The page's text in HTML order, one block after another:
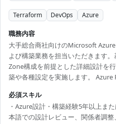
Terraform DevOps Azure
職務内容
大手総合商社向けのMicrosoft
よび構築業務を担当いただきます
Zone構成を前提とした詳細設計を
築や各種設定を実施します。 Azure
トや詳細設計書などのドキュメント
対応も担当します。 また、単体テ
アクセス制御、ログ出力、監査設定
必須スキル
・Azure設計・構築経験5年以上ま
本語での設計レビュー、関係者調